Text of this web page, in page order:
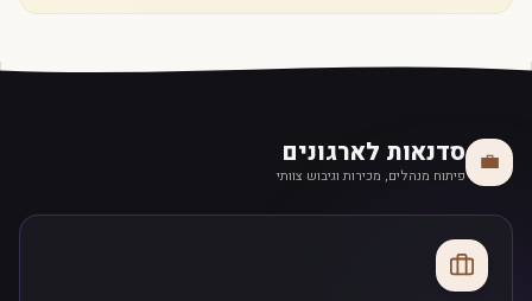
💼 סדנאות לארגונים
פיתוח מנהלים, מכירות וגיבוש צוותי